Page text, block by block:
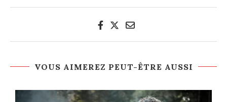
VOUS AIMEREZ PEUT-ÊTRE AUSSI